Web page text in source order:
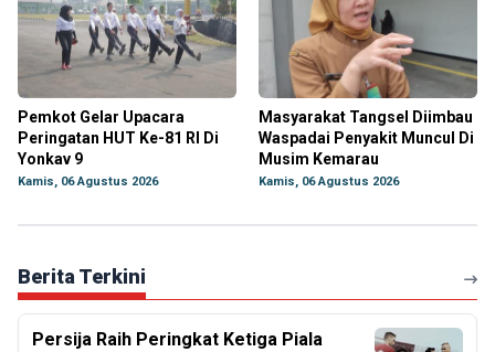
Pemkot Gelar Upacara
Peringatan HUT Ke-81 RI Di
Yonkav 9
Kamis, 06 Agustus 2026
Masyarakat Tangsel Diimbau
Waspadai Penyakit Muncul Di
Musim Kemarau
Kamis, 06 Agustus 2026
Berita Terkini
Persija Raih Peringkat Ketiga Piala